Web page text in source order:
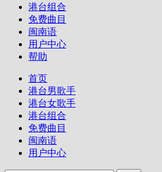
港台组合
免费曲目
闽南语
用户中心
帮助
首页
港台男歌手
港台女歌手
港台组合
免费曲目
闽南语
用户中心